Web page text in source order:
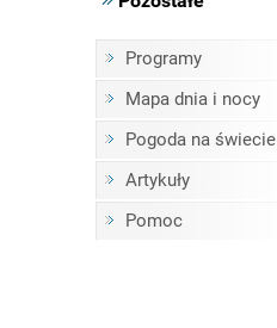
Programy
Mapa dnia i nocy
Pogoda na świecie
Artykuły
Pomoc